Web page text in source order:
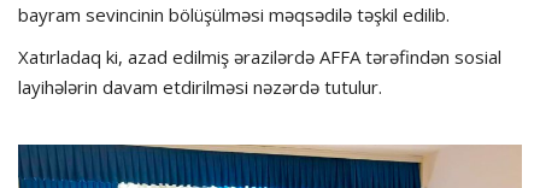
bayram sevincinin bölüşülməsi məqsədilə təşkil edilib.
Xatırladaq ki, azad edilmiş ərazilərdə AFFA tərəfindən sosial
layihələrin davam etdirilməsi nəzərdə tutulur.